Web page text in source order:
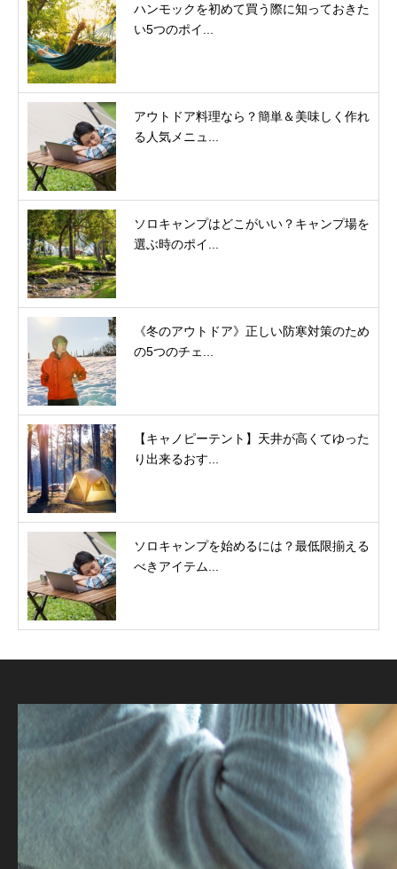
ハンモックを初めて買う際に知っておきた
い5つのポイ...
アウトドア料理なら？簡単＆美味しく作れ
る人気メニュ...
ソロキャンプはどこがいい？キャンプ場を
選ぶ時のポイ...
《冬のアウトドア》正しい防寒対策のため
の5つのチェ...
【キャノピーテント】天井が高くてゆった
り出来るおす...
ソロキャンプを始めるには？最低限揃える
べきアイテム...